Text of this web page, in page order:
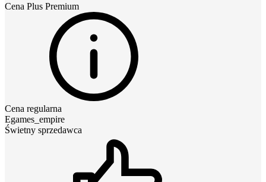
Cena Plus Premium
Cena regularna
Egames_empire
Świetny sprzedawca